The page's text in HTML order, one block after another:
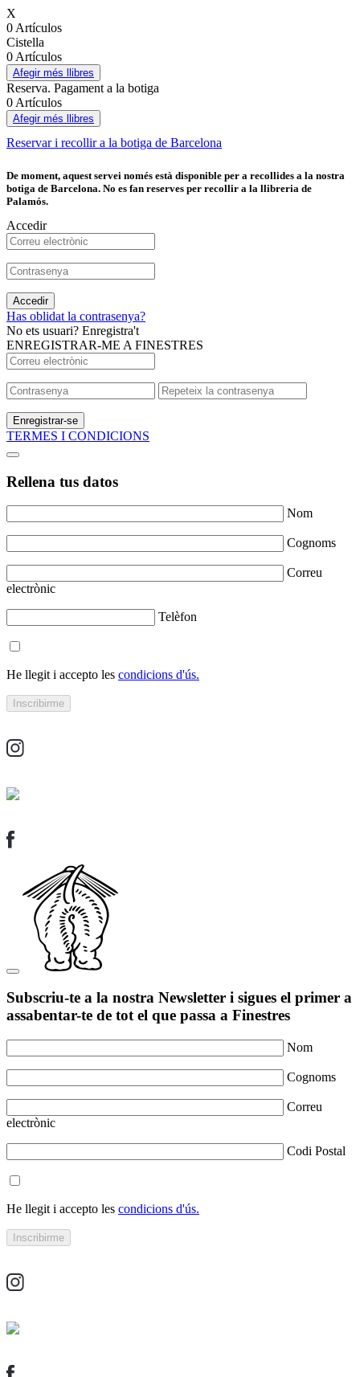
X
0 Artículos
Cistella
0 Artículos
Afegir més llibres
Reserva. Pagament a la botiga
0 Artículos
Afegir més llibres
Reservar i recollir a la botiga de Barcelona
De moment, aquest servei només està disponible per a recollides a la nostra
botiga de Barcelona. No es fan reserves per recollir a la llibreria de
Palamós.
Accedir
Accedir
Has oblidat la contrasenya?
No ets usuari? Enregistra't
ENREGISTRAR-ME A FINESTRES
Enregistrar-se
TERMES I CONDICIONS
Rellena tus datos
Nom
Cognoms
Correu
electrònic
Telèfon
He llegit i accepto les condicions d'ús.
Subscriu-te a la nostra Newsletter i sigues el primer a
assabentar-te de tot el que passa a Finestres
Nom
Cognoms
Correu
electrònic
Codi Postal
He llegit i accepto les condicions d'ús.